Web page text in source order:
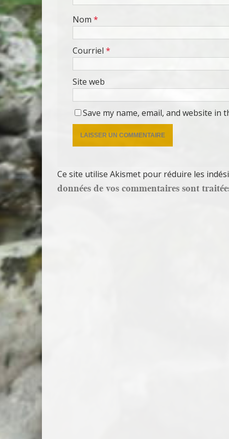
Nom *
Courriel *
Site web
Save my name, email, and website
Ce site utilise Akismet pour réduire les
données de vos commentaires sont